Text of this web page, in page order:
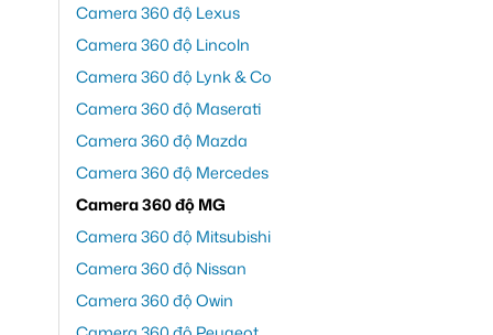
Camera 360 độ Lexus
Camera 360 độ Lincoln
Camera 360 độ Lynk & Co
Camera 360 độ Maserati
Camera 360 độ Mazda
Camera 360 độ Mercedes
Camera 360 độ MG
Camera 360 độ Mitsubishi
Camera 360 độ Nissan
Camera 360 độ Owin